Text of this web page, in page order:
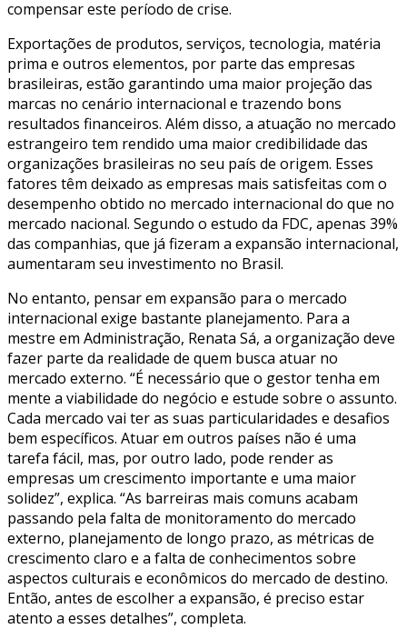
compensar este período de crise.
Exportações de produtos, serviços, tecnologia, matéria
prima e outros elementos, por parte das empresas
brasileiras, estão garantindo uma maior projeção das
marcas no cenário internacional e trazendo bons
resultados financeiros. Além disso, a atuação no mercado
estrangeiro tem rendido uma maior credibilidade das
organizações brasileiras no seu país de origem. Esses
fatores têm deixado as empresas mais satisfeitas com o
desempenho obtido no mercado internacional do que no
mercado nacional. Segundo o estudo da FDC, apenas 39%
das companhias, que já fizeram a expansão internacional,
aumentaram seu investimento no Brasil.
No entanto, pensar em expansão para o mercado
internacional exige bastante planejamento. Para a
mestre em Administração, Renata Sá, a organização deve
fazer parte da realidade de quem busca atuar no
mercado externo. “É necessário que o gestor tenha em
mente a viabilidade do negócio e estude sobre o assunto.
Cada mercado vai ter as suas particularidades e desafios
bem específicos. Atuar em outros países não é uma
tarefa fácil, mas, por outro lado, pode render as
empresas um crescimento importante e uma maior
solidez”, explica. “As barreiras mais comuns acabam
passando pela falta de monitoramento do mercado
externo, planejamento de longo prazo, as métricas de
crescimento claro e a falta de conhecimentos sobre
aspectos culturais e econômicos do mercado de destino.
Então, antes de escolher a expansão, é preciso estar
atento a esses detalhes”, completa.